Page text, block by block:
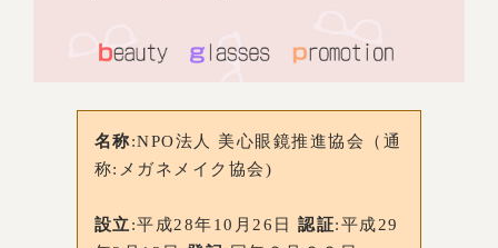
名称:NPO法人 美心眼鏡推進協会（通
称:メガネメイク協会)
設立:平成28年10月26日認証:平成29